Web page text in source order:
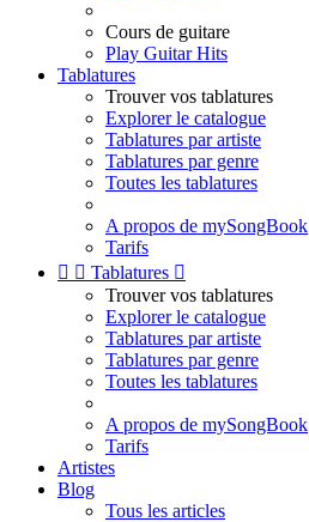
Cours de guitare
Play Guitar Hits
Tablatures
Trouver vos tablatures
Explorer le catalogue
Tablatures par artiste
Tablatures par genre
Toutes les tablatures
A propos de mySongBook
Tarifs
  Tablatures 
Trouver vos tablatures
Explorer le catalogue
Tablatures par artiste
Tablatures par genre
Toutes les tablatures
A propos de mySongBook
Tarifs
Artistes
Blog
Tous les articles